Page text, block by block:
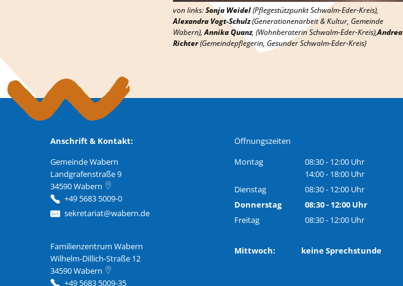
von links:Sonja Weidel(Pflegestützpunkt Schwalm-Eder-Kreis),
Alexandra Vogt-Schulz(Generationenarbeit & Kultur, Gemeinde
Wabern),Annika Quanz, (Wohnberaterin Schwalm-Eder-Kreis),Andrea
Richter(Gemeindepflegerin, Gesunder Schwalm-Eder-Kreis)
Anschrift & Kontakt:
Gemeinde Wabern
Landgrafenstraße 9
34590Wabern
+49 5683 5009-0
sekretariat@wabern.de
Familienzentrum Wabern
Familienzentrum Wabern
Wilhelm-Dillich-Straße 12
34590Wabern
+49 5683 5009-35
Öffnungszeiten
Montag
08:30- 12:00 Uhr
Von 08:30 bis 12:00 Uhr
14:00- 18:00 Uhr
Von 14:00 bis 18:00 Uhr
Dienstag 08:30- 12:00 Uhr
Von 08:30 bis 12:00 Uhr
Donnerstag 08:30- 12:00 Uhr
Von 08:30 bis 12:00 Uhr
Freitag 08:30- 12:00 Uhr
Mittwoch: keine Sprechstunde